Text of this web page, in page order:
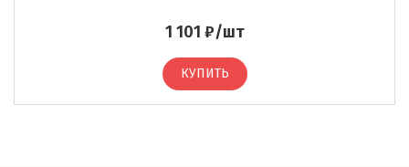
1 101 ₽/шт
КУПИТЬ